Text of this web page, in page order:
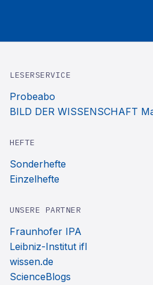
LESERSERVICE
Probeabo
BILD DER WISSENSCHAFT
HEFTE
Sonderhefte
Einzelhefte
UNSERE PARTNER
Fraunhofer IPA
Leibniz-Institut ifl
wissen.de
ScienceBlogs